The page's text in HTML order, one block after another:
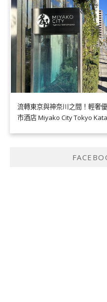
流轉東京與神奈川之間！輕奢
市酒店 Miyako City Tokyo